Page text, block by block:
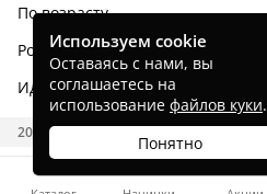
По возрасту
Родным и близким
Идеи тортов
2026 CAKES.RU
Используем cookie
Оставаясь с нами, вы
соглашаетесь на
использование файлов куки.
Понятно